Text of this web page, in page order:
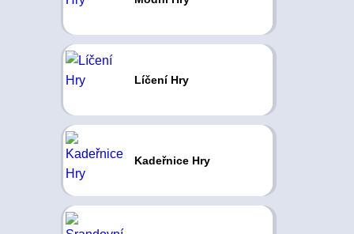
Líčení Hry
Kadeřnice Hry